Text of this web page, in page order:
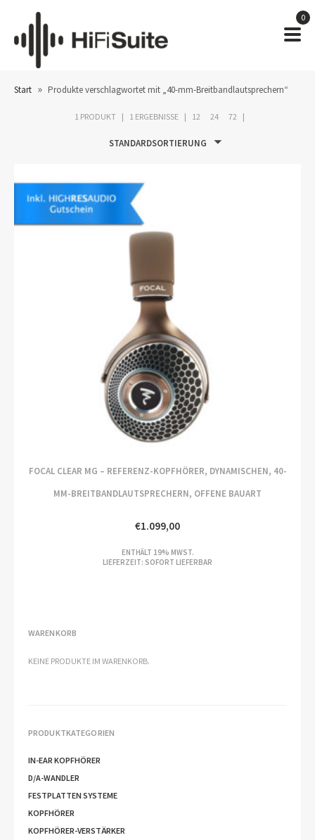
0
Start » Produkte verschlagwortet mit „40-mm-Breitbandlautsprechern“
1 PRODUKT 1 ERGEBNISSE 12 24 72
STANDARDSORTIERUNG
FOCAL CLEAR MG – REFERENZ-KOPFHÖRER, DYNAMISCHEN, 40-
MM-BREITBANDLAUTSPRECHERN, OFFENE BAUART
€1.099,00
ENTHÄLT 19% MWST.
LIEFERZEIT: SOFORT LIEFERBAR
WARENKORB
KEINE PRODUKTE IM WARENKORB.
PRODUKTKATEGORIEN
IN-EAR KOPFHÖRER
D/A-WANDLER
FESTPLATTEN SYSTEME
KOPFHÖRER
KOPFHÖRER-VERSTÄRKER